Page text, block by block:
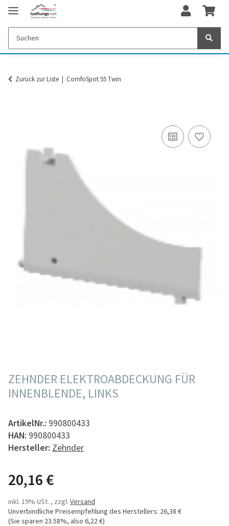
Zurück zur Liste ComfoSpot 55 Twin
ZEHNDER ELEKTROABDECKUNG FÜR
INNENBLENDE, LINKS
ArtikelNr.: 990800433
HAN: 990800433
Hersteller: Zehnder
20,16 €
inkl. 19% USt. , zzgl. Versand
Unverbindliche Preisempfehlung des Herstellers: 26,38 €
(Sie sparen 23.58%, also 6,22 €)